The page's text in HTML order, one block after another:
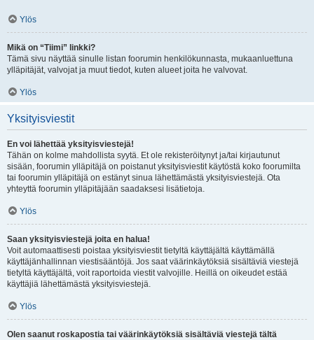
Ylös
Mikä on “Tiimi” linkki?
Tämä sivu näyttää sinulle listan foorumin henkilökunnasta, mukaanluettuna
ylläpitäjät, valvojat ja muut tiedot, kuten alueet joita he valvovat.
Ylös
Yksityisviestit
En voi lähettää yksityisviestejä!
Tähän on kolme mahdollista syytä. Et ole rekisteröitynyt ja/tai kirjautunut
sisään, foorumin ylläpitäjä on poistanut yksityisviestit käytöstä koko foorumilta
tai foorumin ylläpitäjä on estänyt sinua lähettämästä yksityisviestejä. Ota
yhteyttä foorumin ylläpitäjään saadaksesi lisätietoja.
Ylös
Saan yksityisviestejä joita en halua!
Voit automaattisesti poistaa yksityisviestit tietyltä käyttäjältä käyttämällä
käyttäjänhallinnan viestisääntöjä. Jos saat väärinkäytöksiä sisältäviä viestejä
tietyltä käyttäjältä, voit raportoida viestit valvojille. Heillä on oikeudet estää
käyttäjiä lähettämästä yksityisviestejä.
Ylös
Olen saanut roskapostia tai väärinkäytöksiä sisältäviä viestejä tältä